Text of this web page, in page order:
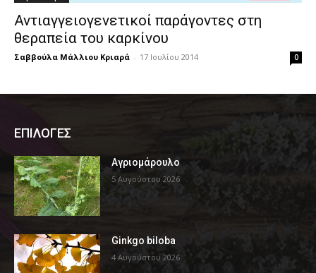
Αντιαγγειογενετικοί παράγοντες στη
θεραπεία του καρκίνου
Σαββούλα Μάλλιου Κριαρά - 17 Ιουλίου 2014 0
ΕΠΙΛΟΓΕΣ
Αγριομάρουλο
5 Αυγούστου 2026
Ginkgo biloba
4 Αυγούστου 2026